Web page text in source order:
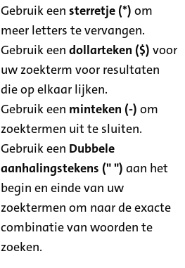
Gebruik eensterretje (*) om
meer letters te vervangen.
Gebruik eendollarteken ($) voor
uw zoekterm voor resultaten
die op elkaar lijken.
Gebruik een minteken (-) om
zoektermen uit te sluiten.
Gebruik een Dubbele
aanhalingstekens (" ") aan het
begin en einde van uw
zoektermen om naar de exacte
combinatie van woorden te
zoeken.